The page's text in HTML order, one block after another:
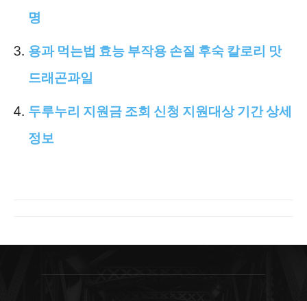
명
용과 먹는법 효능 부작용 손질 후숙 칼로리 맛
드래곤과일
두루누리 지원금 조회 신청 지원대상 기간 상세
정보